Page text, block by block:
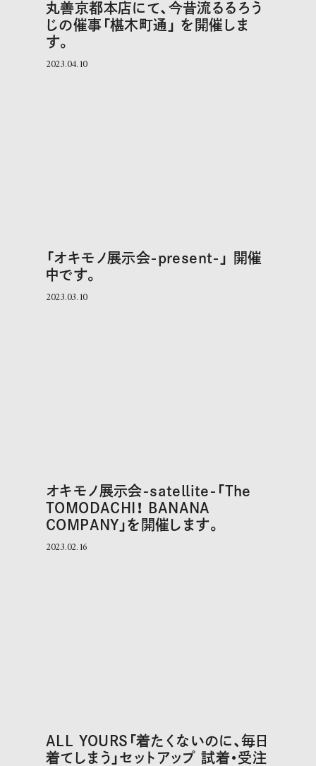
丸善京都本店にて、今昔流るるろう
じの催事「椹木町通」 を開催しま
す。
2023.04.10
「オキモノ展示会-present-」 開催
中です。
2023.03.10
オキモノ展示会-satellite-「The
TOMODACHI！ BANANA
COMPANY」を開催します。
2023.02.16
ALL YOURS「着たくないのに、毎日
着てしまう」セットアップ 試着・受注